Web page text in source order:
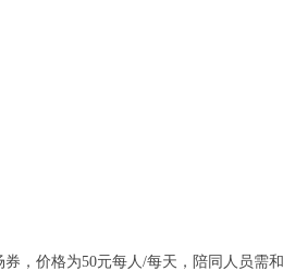
，价格为50元每人/每天，陪同人员需和